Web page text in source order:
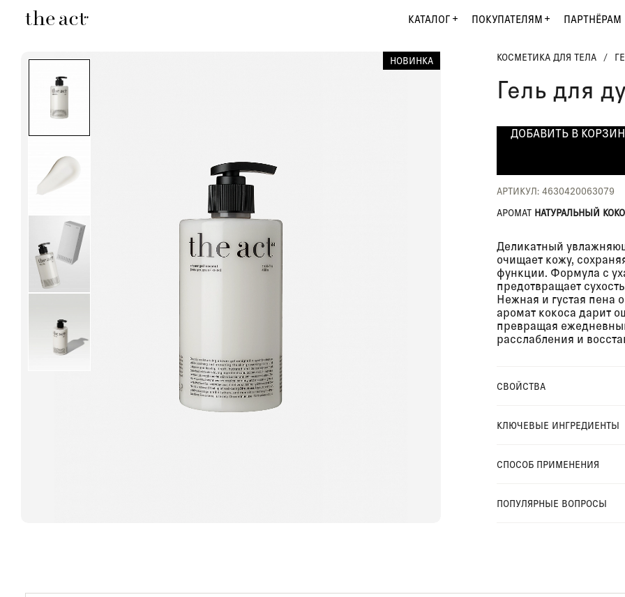
КАТАЛОГ ПОКУПАТЕЛЯМ ПАРТНЁРАМ
НОВИНКА КОСМЕТИКА ДЛЯ ТЕЛА /
Гель для
ДОБАВИТЬ В
АРТИКУЛ: 4630420063079
АРОМАТ НАТУРАЛЬНЫЙ
Деликатный
очищает кожу,
функции. Формула с
предотвращает
Нежная и густая пена
аромат кокоса дарит
превращая
расслабления и
СВОЙСТВА
КЛЮЧЕВЫЕ ИНГРЕДИЕНТЫ
СПОСОБ ПРИМЕНЕНИЯ
ПОПУЛЯРНЫЕ ВОПРОСЫ